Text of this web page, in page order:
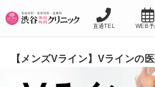
直通TEL WEB予
【メンズVライン】Vラインの